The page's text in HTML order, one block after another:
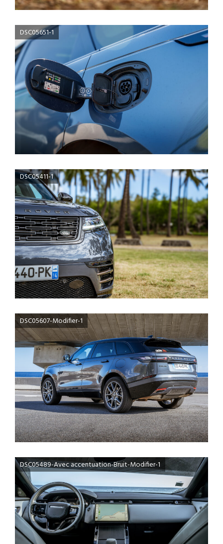
DSC05651-1
DSC05411-1
DSC05607-Modifier-1
DSC05489-Avec accentuation-Bruit-Modifier-1